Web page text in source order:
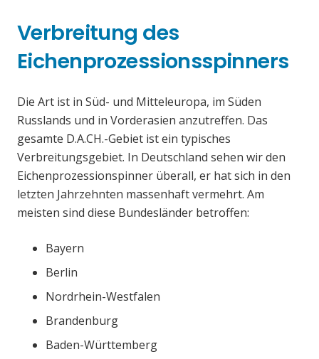
Verbreitung des
Eichenprozessionsspinners
Die Art ist in Süd- und Mitteleuropa, im Süden
Russlands und in Vorderasien anzutreffen. Das
gesamte D.A.CH.-Gebiet ist ein typisches
Verbreitungsgebiet. In Deutschland sehen wir den
Eichenprozessionspinner überall, er hat sich in den
letzten Jahrzehnten massenhaft vermehrt. Am
meisten sind diese Bundesländer betroffen:
Bayern
Berlin
Nordrhein-Westfalen
Brandenburg
Baden-Württemberg